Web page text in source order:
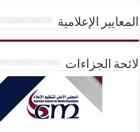
المعايير الإعلامية
لائحة الجزاءات